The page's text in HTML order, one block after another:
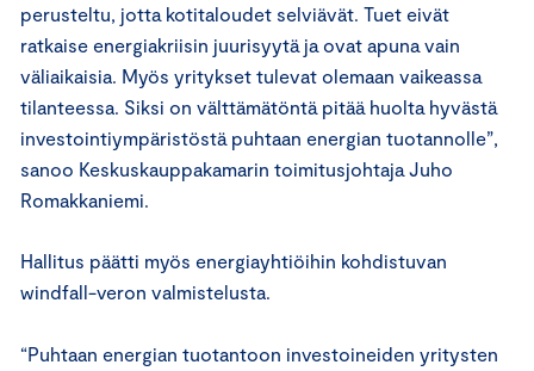
perusteltu, jotta kotitaloudet selviävät. Tuet eivät
ratkaise energiakriisin juurisyytä ja ovat apuna vain
väliaikaisia. Myös yritykset tulevat olemaan vaikeassa
tilanteessa. Siksi on välttämätöntä pitää huolta hyvästä
investointiympäristöstä puhtaan energian tuotannolle”,
sanoo Keskuskauppakamarin toimitusjohtaja Juho
Romakkaniemi.
Hallitus päätti myös energiayhtiöihin kohdistuvan
windfall-veron valmistelusta.
“Puhtaan energian tuotantoon investoineiden yritysten